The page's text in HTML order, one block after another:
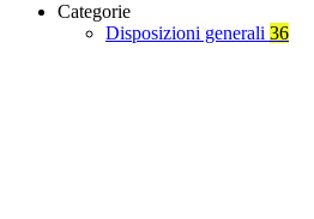
Categorie
Disposizioni generali 36